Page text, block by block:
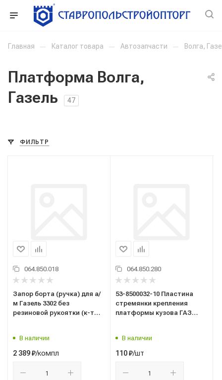
Главная — Каталог товара — Автозапчасти — Волга,
Платформа Волга,
Газель
47
ФИЛЬТР
064.850.018
Запор борта (ручка) для а/
м Газель 3302 без
резиновой рукоятки (к-т
В наличии
2 389₽/компл
064.850.280
53-8500032-10 Пластина
стремянки крепления
платформы кузова ГАЗ
В наличии
110₽/шт